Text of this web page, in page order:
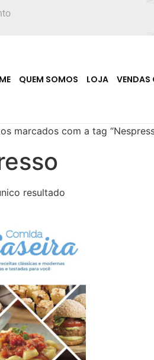
QUEM SOMOS LOJA VENDAS
marcados com a tag
resultado